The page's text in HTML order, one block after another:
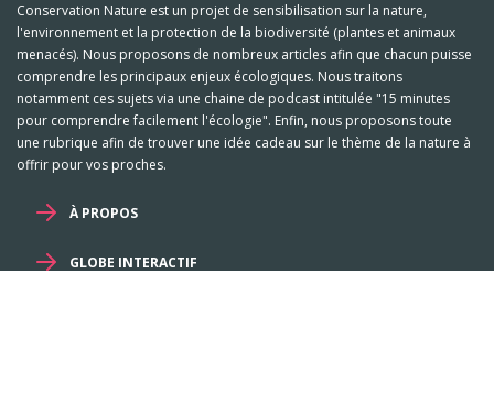
Conservation Nature est un projet de sensibilisation sur la nature,
l'environnement et la protection de la biodiversité (plantes et animaux
menacés). Nous proposons de nombreux articles afin que chacun puisse
comprendre les principaux enjeux écologiques. Nous traitons
notamment ces sujets via une chaine de podcast intitulée "15 minutes
pour comprendre facilement l'écologie". Enfin, nous proposons toute
une rubrique afin de trouver une idée cadeau sur le thème de la nature à
offrir pour vos proches.
À PROPOS
GLOBE INTERACTIF